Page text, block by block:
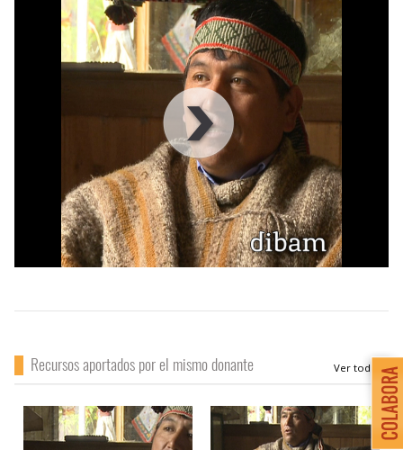
00:00:00|00: 00:00
Recursos aportados por el mismo donante